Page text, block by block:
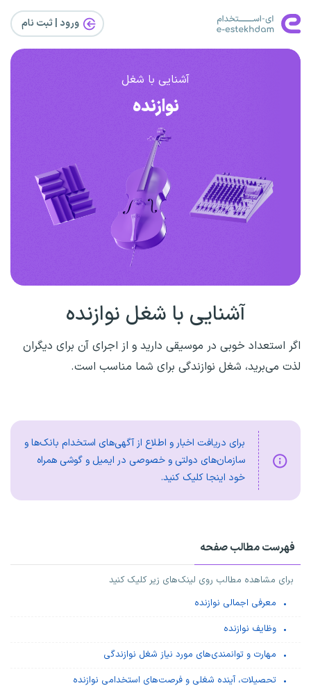
ورود | ثبت‌ نام
آشنایی با شغل
نوازنده
آشنایی با شغل نوازنده
اگر استعداد خوبی در موسیقی دارید و از اجرای آن برای دیگران
لذت می‌برید، شغل نوازندگی برای شما مناسب است.
برای دریافت اخبار و اطلاع از آگهی‌های استخدام بانک‌ها و
سازمان‌های دولتی و خصوصی در ایمیل و گوشی همراه
خود اینجا کلیک کنید.
فهرست مطالب صفحه
برای مشاهده مطالب روی لینک‌های زیر کلیک کنید
معرفی اجمالی نوازنده
وظایف نوازنده
مهارت و توانمندی‌های مورد نیاز شغل نوازندگی
تحصیلات، آینده شغلی و فرصت‌های استخدامی نوازنده